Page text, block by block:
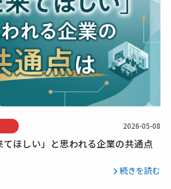
2026-05-08
ほしい」と思われる企業の共通点
続きを読む